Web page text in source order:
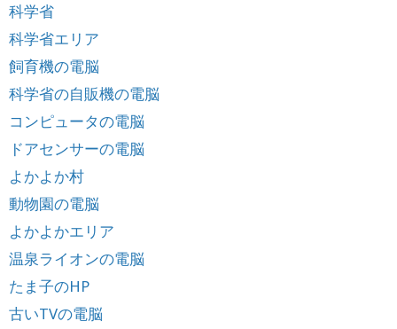
科学省
科学省エリア
飼育機の電脳
科学省の自販機の電脳
コンピュータの電脳
ドアセンサーの電脳
よかよか村
動物園の電脳
よかよかエリア
温泉ライオンの電脳
たま子のHP
古いTVの電脳